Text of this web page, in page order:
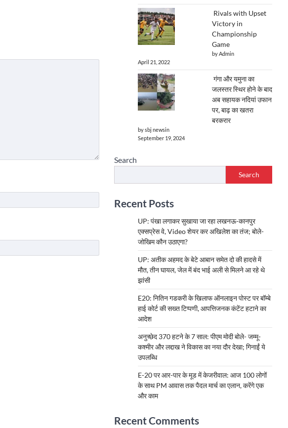
Rivals with Upset
Victory in
Championship
Game
by Admin
April 21, 2022
गंगा और यमुना का
जलस्तर स्थिर होने के बाद
अब सहायक नदियां उफान
पर, बाढ़ का खतरा
बरकरार
by sbj newsin
September 19, 2024
Search
Search
Recent Posts
UP: पंखा लगाकर सुखाया जा रहा लखनऊ-कानपुर
एक्सप्रेस वे, Video शेयर कर अखिलेश का तंज; बोले-
जोखिम कौन उठाएगा?
UP: अतीक अहमद के बेटे आबान समेत दो की हादसे में
मौत, तीन घायल, जेल में बंद भाई अली से मिलने आ रहे थे
झांसी
E20: नितिन गडकरी के खिलाफ ऑनलाइन पोस्ट पर बॉम्बे
हाई कोर्ट की सख्त टिप्पणी, आपत्तिजनक कंटेंट हटाने का
आदेश
अनुच्छेद 370 हटने के 7 साल: पीएम मोदी बोले- जम्मू-
कश्मीर और लद्दाख ने विकास का नया दौर देखा; गिनाईं ये
उपलब्धि
E-20 पर आर-पार के मूड में केजरीवाल: आज 100 लोगों
के साथ PM आवास तक पैदल मार्च का एलान, करेंगे एक
और काम
Recent Comments